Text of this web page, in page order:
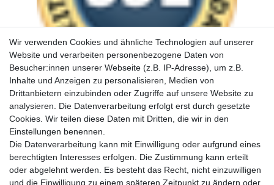
Wir verwenden Cookies und ähnliche Technologien auf unserer
Website und verarbeiten personenbezogene Daten von
Besucher:innen unserer Webseite (z.B. IP-Adresse), um z.B.
Inhalte und Anzeigen zu personalisieren, Medien von
Drittanbietern einzubinden oder Zugriffe auf unsere Website zu
analysieren. Die Datenverarbeitung erfolgt erst durch gesetzte
Cookies. Wir teilen diese Daten mit Dritten, die wir in den
Einstellungen benennen.
Die Datenverarbeitung kann mit Einwilligung oder aufgrund eines
berechtigten Interesses erfolgen. Die Zustimmung kann erteilt
oder abgelehnt werden. Es besteht das Recht, nicht einzuwilligen
und die Einwilligung zu einem späteren Zeitpunkt zu ändern oder